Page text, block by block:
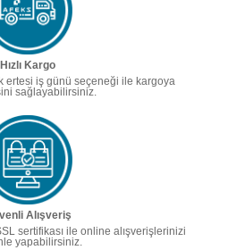
Hızlı Kargo
ertesi iş günü seçeneği ile kargoya
sağlayabilirsiniz.
Alışveriş
sertifikası ile online alışverişlerinizi
yapabilirsiniz.